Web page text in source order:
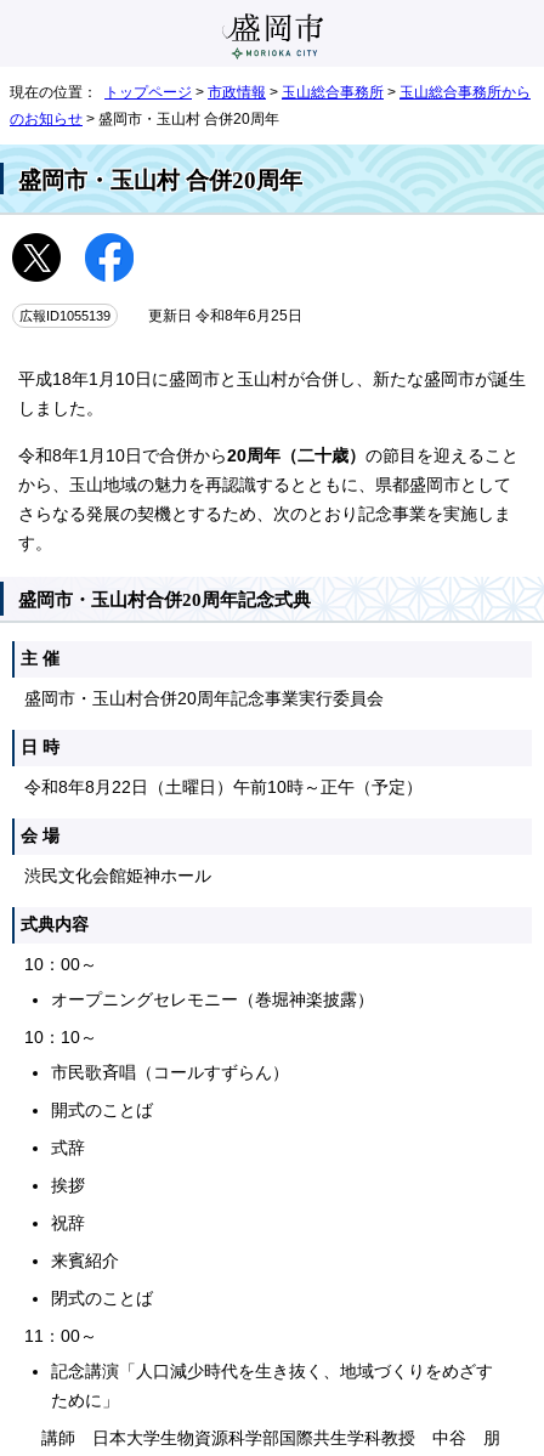
現在の位置： トップページ > 市政情報 > 玉山総合事務所 > 玉山総合事務所から
のお知らせ > 盛岡市・玉山村 合併20周年
盛岡市・玉山村 合併20周年
広報ID1055139 更新日 令和8年6月25日
平成18年1月10日に盛岡市と玉山村が合併し、新たな盛岡市が誕生
しました。
令和8年1月10日で合併から20周年（二十歳） の節目を迎えること
から、玉山地域の魅力を再認識するとともに、県都盛岡市として
さらなる発展の契機とするため、次のとおり記念事業を実施しま
す。
盛岡市・玉山村合併20周年記念式典
主 催
盛岡市・玉山村合併20周年記念事業実行委員会
日 時
令和8年8月22日（土曜日）午前10時～正午（予定）
会 場
渋民文化会館姫神ホール
式典内容
10：00～
オープニングセレモニー（巻堀神楽披露）
10：10～
市民歌斉唱（コールすずらん）
開式のことば
式辞
挨拶
祝辞
来賓紹介
閉式のことば
11：00～
記念講演「人口減少時代を生き抜く、地域づくりをめざす
ために」
講師 日本大学生物資源科学部国際共生学科教授 中谷 朋